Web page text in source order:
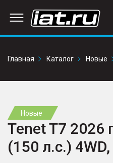
Главная
Каталог Новые
Новые
Tenet T7 2026
(150 л.с.)